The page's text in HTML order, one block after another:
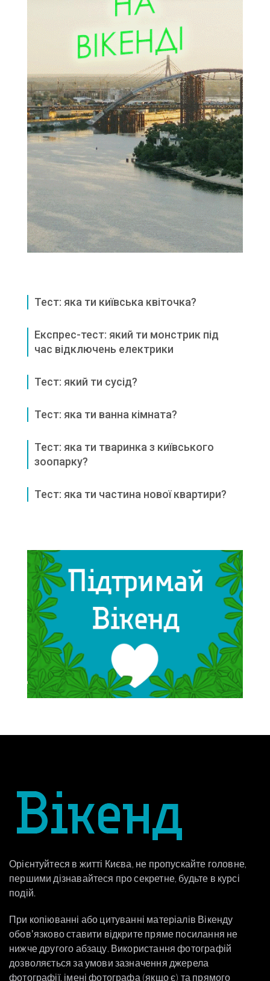
Тест: яка ти київська квіточка?
Експрес-тест: який ти монстрик під
час відключень електрики
Тест: який ти сусід?
Тест: яка ти ванна кімната?
Тест: яка ти тваринка з київського
зоопарку?
Тест: яка ти частина нової квартири?
Орієнтуйтеся в житті Києва, не пропускайте головне,
першими дізнавайтеся про секретне, будьте в курсі
подій.
При копіюванні або цитуванні матеріалів Вікенду
обовʼязково ставити відкрите пряме посилання не
нижче другого абзацу. Використання фотографій
дозволяється за умови зазначення джерела
фотографії, імені фотографа (якщо є) та прямого